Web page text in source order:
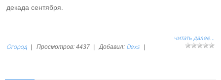
декада сентября.
читать далее...
Огород
Просмотров: 4437 Добавил: Dexs